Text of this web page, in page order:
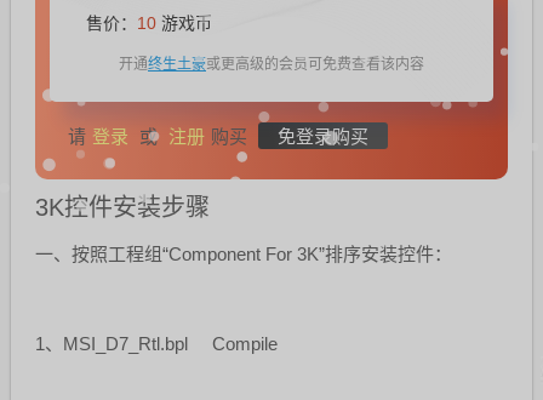
售价： 10 游戏币
开通终生土豪或更高级的会员可免费查看该内容
请 登录 或 注册 购买 免登录购买
3K控件安装步骤
一、按照工程组“Component For 3K”排序安装控件：
1、MSI_D7_Rtl.bpl Compile